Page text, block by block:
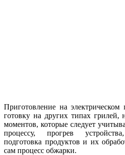
Приготовление на
готовку на других типах грилей,
моментов, которые следует
процессу, прогрев
подготовка продуктов и их
сам процесс обжарки.